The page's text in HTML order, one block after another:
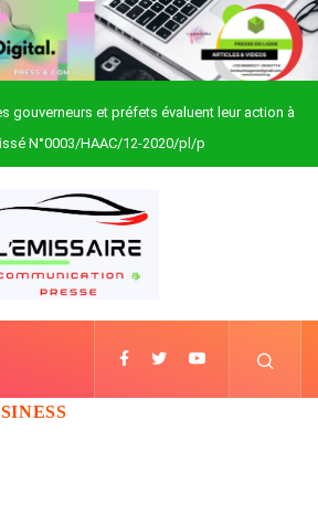
gouverneurs et préfets évaluent leur action à
Blitta
N°0003/HAAC/12-2020/pl/p